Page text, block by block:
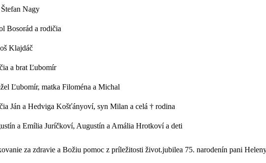
Nagy
Bosorád a rodičia
Klajdáč
a brat Ľubomír
Ľubomír, matka Filoména a Michal
Ján a Hedviga Košťányoví, syn Milan a celá † rodina
a Emília Juríčkoví, Augustín a Amália Hrotkoví a deti
za zdravie a Božiu pomoc z príležitosti život.jubilea 75. narodenín pani